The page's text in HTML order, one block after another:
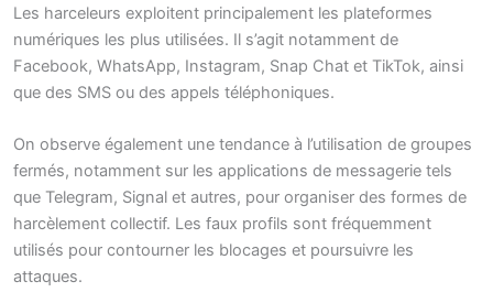
Les harceleurs exploitent principalement les plateformes
numériques les plus utilisées. Il s’agit notamment de
Facebook, WhatsApp, Instagram, Snap Chat et TikTok, ainsi
que des SMS ou des appels téléphoniques.
On observe également une tendance à l’utilisation de groupes
fermés, notamment sur les applications de messagerie tels
que Telegram, Signal et autres, pour organiser des formes de
harcèlement collectif. Les faux profils sont fréquemment
utilisés pour contourner les blocages et poursuivre les
attaques.